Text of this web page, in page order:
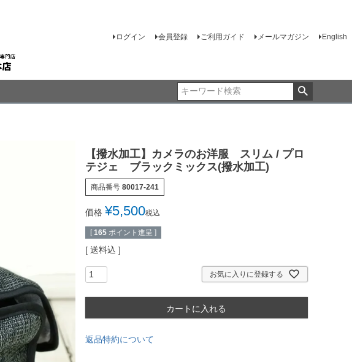
ログイン 会員登録 ご利用ガイド メールマガジン English
【撥水加工】カメラのお洋服 スリム / プロ
テジェ ブラックミックス(撥水加工)
商品番号 80017-241
価格 ¥5,500税込
[ 165 ポイント進呈 ]
送料込
お気に入りに登録する
カートに入れる
返品特約について